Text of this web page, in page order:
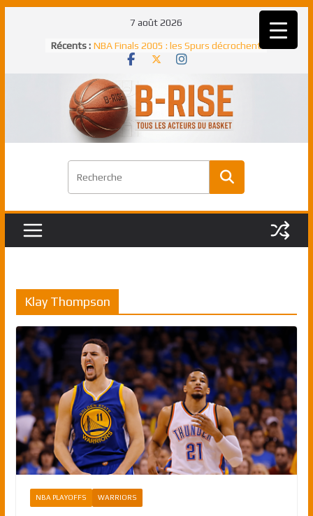
7 août 2026
Récents : Rudy Gobert, deuxième Français élu
meilleur défenseur d’une saison NBA
NBA Finals 2005 : les Spurs décrochent
un troisième titre NBA, la rude bataille
face aux Pistons
NBA Finals 2021 : les Bucks et Giannis
Antetokounmpo triomphent, le Greek
Freek élu MVP
match à plus de 40 points en NBA, le
canadien transcendant face aux Spurs
Pau Gasol dans l’histoire en 2002 :
premier européen sacré Rookie de
Klay Thompson
NBA PLAYOFFS WARRIORS